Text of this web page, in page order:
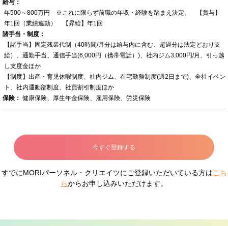
給与：
年500～800万円 ※これに限らず前職の年収・経験を踏まえ決定。 【賞与】
年1回（業績連動） 【昇給】年1回
諸手当・制度：
【諸手当】固定残業代制（40時間/月分は給与内に含む、超過分は法定どおり支
給）、通勤手当、通信手当(6,000円（携帯電話）)、社内ジム3,000円/月、引っ越
し支度金ほか
【制度】出産・育児休暇制度、社内ジム、在宅勤務制度(週2日まで)、全社イベン
ト、社内運動部制度、社員割引制度ほか
保険： 健康保険、厚生年金保険、雇用保険、労災保険
今すぐ登録する
すでにMORIパーソネル・クリエイツにご登録いただいている方はこち
らからお申し込みいただけます。